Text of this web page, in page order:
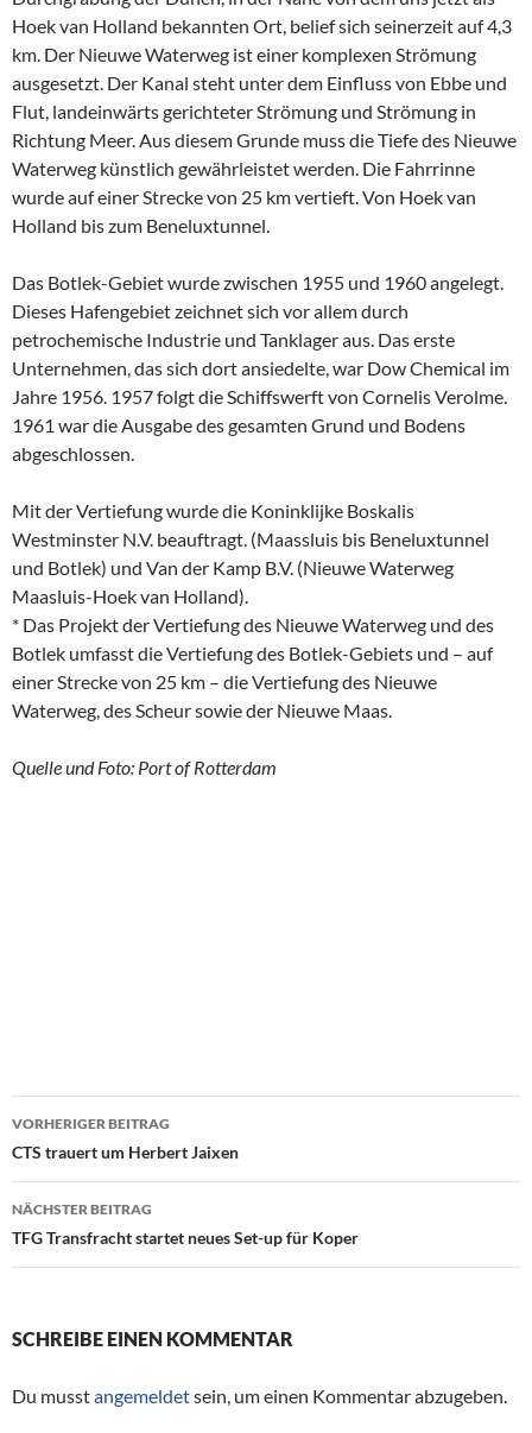
Hoek van Holland bekannten Ort, belief sich seinerzeit auf 4,3
km. Der Nieuwe Waterweg ist einer komplexen Strömung
ausgesetzt. Der Kanal steht unter dem Einfluss von Ebbe und
Flut, landeinwärts gerichteter Strömung und Strömung in
Richtung Meer. Aus diesem Grunde muss die Tiefe des Nieuwe
Waterweg künstlich gewährleistet werden. Die Fahrrinne
wurde auf einer Strecke von 25 km vertieft. Von Hoek van
Holland bis zum Beneluxtunnel.
Das Botlek-Gebiet wurde zwischen 1955 und 1960 angelegt.
Dieses Hafengebiet zeichnet sich vor allem durch
petrochemische Industrie und Tanklager aus. Das erste
Unternehmen, das sich dort ansiedelte, war Dow Chemical im
Jahre 1956. 1957 folgt die Schiffswerft von Cornelis Verolme.
1961 war die Ausgabe des gesamten Grund und Bodens
abgeschlossen.
Mit der Vertiefung wurde die Koninklijke Boskalis
Westminster N.V. beauftragt. (Maassluis bis Beneluxtunnel
und Botlek) und Van der Kamp B.V. (Nieuwe Waterweg
Maasluis-Hoek van Holland).
* Das Projekt der Vertiefung des Nieuwe Waterweg und des
Botlek umfasst die Vertiefung des Botlek-Gebiets und – auf
einer Strecke von 25 km – die Vertiefung des Nieuwe
Waterweg, des Scheur sowie der Nieuwe Maas.
Quelle und Foto: Port of Rotterdam
Beitragsnavigation
VORHERIGER BEITRAG
CTS trauert um Herbert Jaixen
NÄCHSTER BEITRAG
TFG Transfracht startet neues Set-up für Koper
SCHREIBE EINEN KOMMENTAR
Du musstangemeldetsein, um einen Kommentar abzugeben.